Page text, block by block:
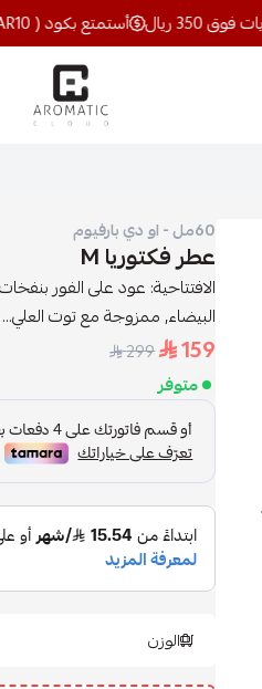
أستمتع بكود ( AR10 ) خصم 10% شحن مجاني للمشتريات فوق 350 ريال
اروماتيك كلاود
60مل - او دي بارفيوم
عطر فكتوريا M
الافتتاحية: عود على الفور
البيضاء, ممزوجة مع توت العلي...
159
299
متوفر
الوزن